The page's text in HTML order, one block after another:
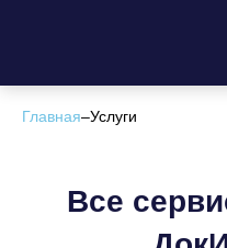
Главная–Услуги
Все